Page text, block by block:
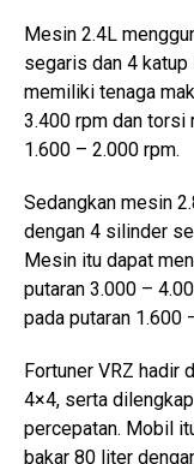
Mesin 2.4L
segaris dan 4
memiliki tenaga
3.400 rpm dan torsi
1.600 – 2.000 rpm.
Sedangkan mesin
dengan 4 silinder
Mesin itu dapat
putaran 3.000 –
pada putaran 1.600
Fortuner VRZ hadir
4×4, serta
percepatan. Mobil
bakar 80 liter